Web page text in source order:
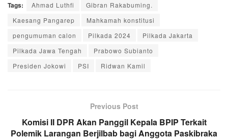
Tags: Ahmad Luthfi
Gibran Rakabuming.
Kaesang Pangarep
Mahkamah konstitusi
pengumuman calon
Pilkada 2024
Pilkada Jakarta
Pilkada Jawa Tengah
Prabowo Subianto
Presiden Jokowi
PSI Ridwan Kamil
Previous Post
Komisi II DPR Akan Panggil Kepala BPIP Terkait
Polemik Larangan Berjilbab bagi Anggota Paskibraka